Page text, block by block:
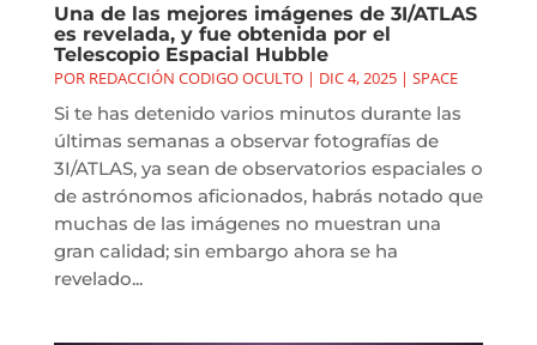
Una de las mejores imágenes de 3I/ATLAS
es revelada, y fue obtenida por el
Telescopio Espacial Hubble
POR REDACCIÓN CODIGO OCULTO| DIC 4, 2025| SPACE
Si te has detenido varios minutos durante las
últimas semanas a observar fotografías de
3I/ATLAS, ya sean de observatorios espaciales o
de astrónomos aficionados, habrás notado que
muchas de las imágenes no muestran una
gran calidad; sin embargo ahora se ha
revelado...